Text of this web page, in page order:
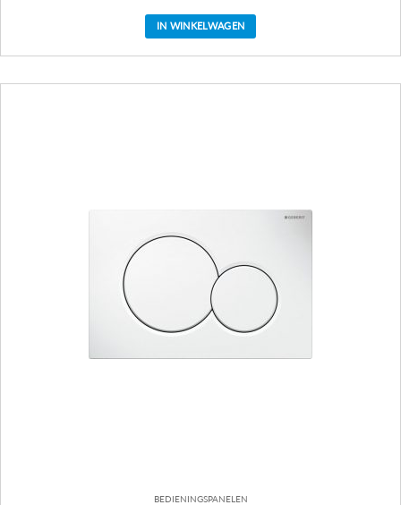
IN WINKELWAGEN
BEDIENINGSPANELEN